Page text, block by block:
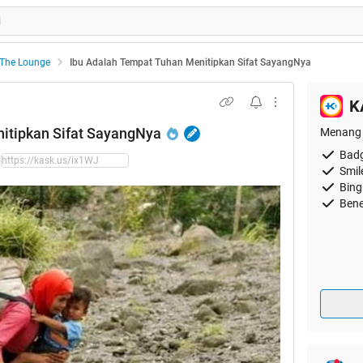
The Lounge Ibu Adalah Tempat Tuhan Menitipkan Sifat SayangNya
Sifat SayangNya